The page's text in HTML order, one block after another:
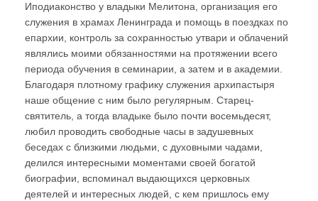
Иподиаконство у владыки Мелитона, организация его
служения в храмах Ленинграда и помощь в поездках по
епархии, контроль за сохранностью утвари и облачений
являлись моими обязанностями на протяжении всего
периода обучения в семинарии, а затем и в академии.
Благодаря плотному графику служения архипастыря
наше общение с ним было регулярным. Старец-
святитель, а тогда владыке было почти восемьдесят,
любил проводить свободные часы в задушевных
беседах с близкими людьми, с духовными чадами,
делился интересными моментами своей богатой
биографии, вспоминал выдающихся церковных
деятелей и интересных людей, с кем пришлось ему